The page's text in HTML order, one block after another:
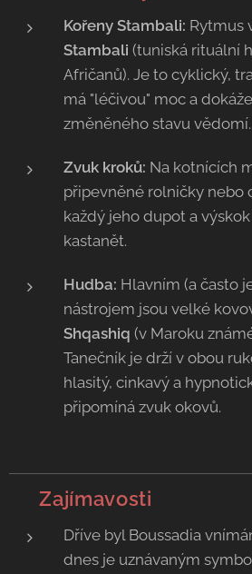
Kořeny Stambali: Rytmus
Stambali (tuniská rituální
Afričanů). Je to cyklický,
má "léčivou" moc a
změněného stavu vědomí.
Zvuk kroků: Na kotnících
připevněné rolničky nebo
každý jeho dupot a
kastanět.
Hudba: Hlavním (a často
nástrojem jsou velké
Shqashiq (v Maroku
Tanečník je drží v obou
hlasitý, cinkavý a
připomíná zvuk okovů.
💡 Zajímavosti
Dříve byl Boussadia
dnes je uznávaným